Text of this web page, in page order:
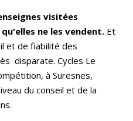
visitées
ne les vendent. Et
et de fiabilité des
disparate. Cycles Le
à Suresnes,
du conseil et de la